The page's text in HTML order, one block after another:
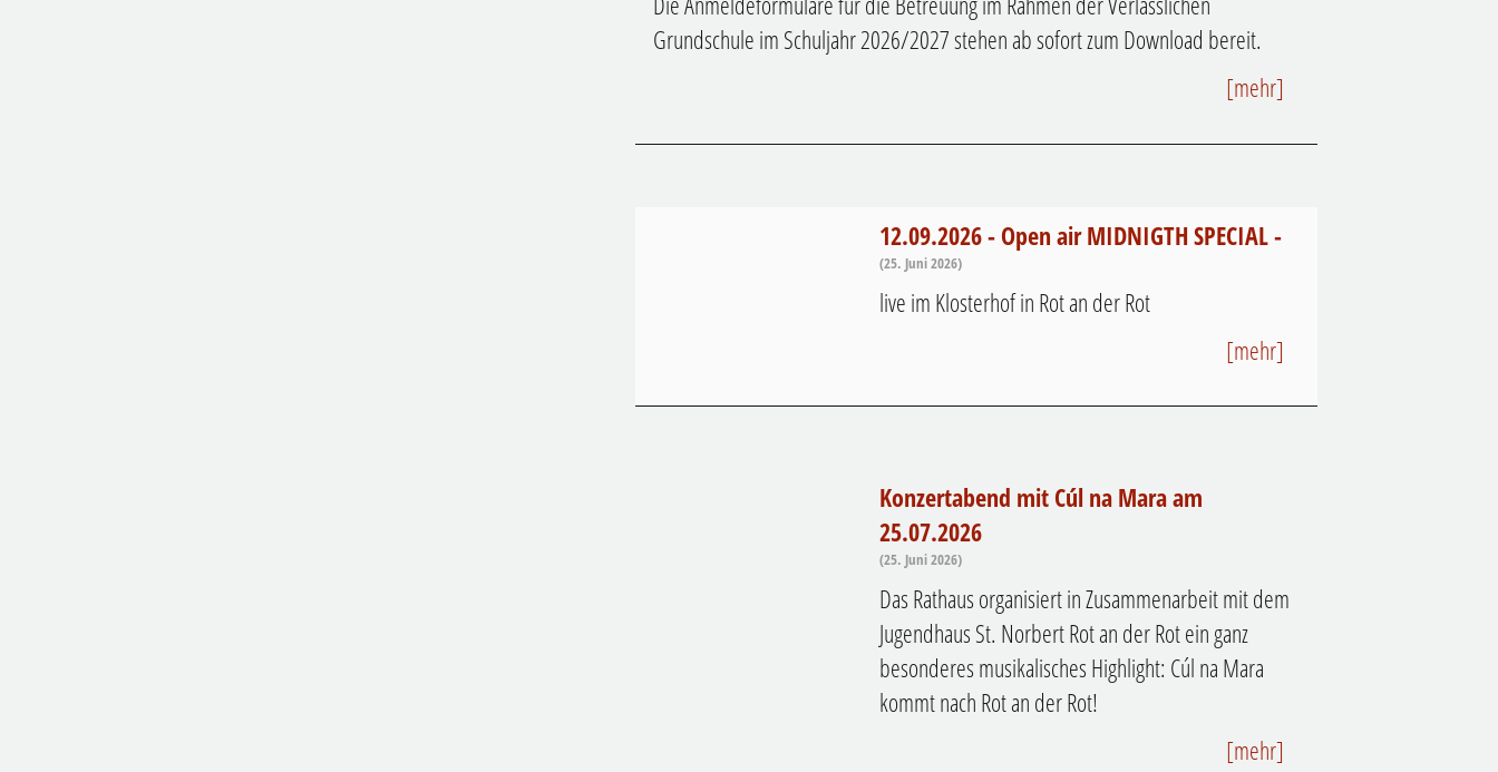
Grundschule im Schuljahr 2026/2027 stehen ab sofort zum Download bereit.
[mehr]
12.09.2026 - Open air MIDNIGTH SPECIAL -
(25. Juni 2026)
live im Klosterhof in Rot an der Rot
[mehr]
Konzertabend mit Cúl na Mara am
25.07.2026
(25. Juni 2026)
Das Rathaus organisiert in Zusammenarbeit mit dem
Jugendhaus St. Norbert Rot an der Rot ein ganz
besonderes musikalisches Highlight: Cúl na Mara
kommt nach Rot an der Rot!
[mehr]